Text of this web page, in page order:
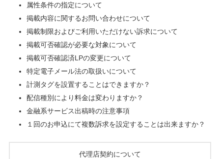
属性条件の指定について
掲載内容に関するお問い合わせについて
掲載制限およびご利用いただけない訴求について
掲載可否確認が必要な対象について
掲載可否確認済LPの変更について
特定電子メール法の取扱いについて
計測タグを設置することはできますか？
配信種別により料金は変わりますか？
金融系サービス出稿時の注意事項
１回のお申込にて複数訴求を設定することは出来ますか？
代理店契約について